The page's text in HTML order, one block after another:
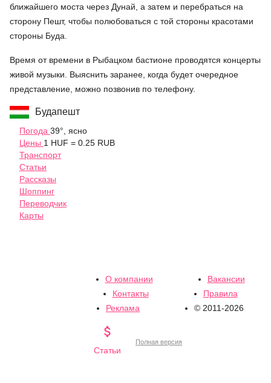
ближайшего моста через Дунай, а затем и перебраться на
сторону Пешт, чтобы полюбоваться с той стороны красотами
стороны Буда.
Время от времени в Рыбацком бастионе проводятся концерты
живой музыки. Выяснить заранее, когда будет очередное
представление, можно позвонив по телефону.
Будапешт
Погода 39°, ясно
Цены 1 HUF = 0.25 RUB
Транспорт
Статьи
Рассказы
Шоппинг
Переводчик
Карты
О компании
Вакансии
Контакты
Правила
Реклама
© 2011-2026

Статьи
Полная версия